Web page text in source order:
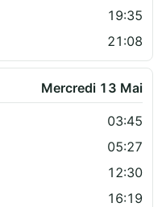
19:35
21:08
Mercredi 13 Mai
03:45
05:27
12:30
16:19